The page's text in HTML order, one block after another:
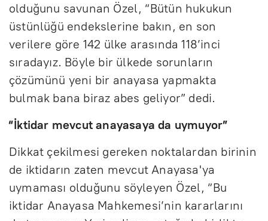
olduğunu savunan Özel, “Bütün hukukun
üstünlüğü endekslerine bakın, en son
verilere göre 142 ülke arasında 118’inci
sıradayız. Böyle bir ülkede sorunların
çözümünü yeni bir anayasa yapmakta
bulmak bana biraz abes geliyor” dedi.
“İktidar mevcut anayasaya da uymuyor”
Dikkat çekilmesi gereken noktalardan birinin
de iktidarın zaten mevcut Anayasa'ya
uymaması olduğunu söyleyen Özel, “Bu
iktidar Anayasa Mahkemesi’nin kararlarını